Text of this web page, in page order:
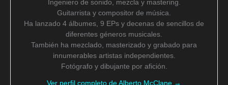
Ingeniero de sonido, mezcla y mastering.
Guitarrista y compositor de música.
Ha lanzado 4 álbumes, 9 EPs y decenas de sencillos de
diferentes géneros musicales.
También ha mezclado, masterizado y grabado para
innumerables artistas independientes.
Fotógrafo y dibujante por afición.
Ver perfil completo de Alberto McClane →